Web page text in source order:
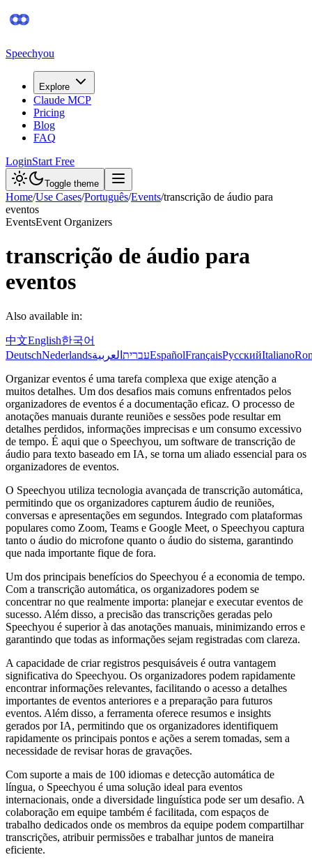
Speechyou
Explore
Claude MCP
Pricing
Blog
FAQ
LoginStart Free
Toggle theme
Home/Use Cases/Português/Events/transcrição de áudio para
eventos
EventsEvent Organizers
transcrição de áudio para
eventos
Also available in:
中文English한국어
DeutschNederlands עברית العربية EspañolFrançaisРусскийItaliano
Organizar eventos é uma tarefa complexa que exige atenção a
muitos detalhes. Um dos desafios mais comuns enfrentados pelos
organizadores de eventos é a documentação eficaz. O processo de
anotações manuais durante reuniões e sessões pode resultar em
detalhes perdidos, informações imprecisas e um consumo excessivo
de tempo. É aqui que o Speechyou, um software de transcrição de
áudio para texto baseado em IA, se torna um aliado essencial para os
organizadores de eventos.
O Speechyou utiliza tecnologia avançada de transcrição automática,
permitindo que os organizadores capturem áudio de reuniões,
conversas e apresentações em segundos. Integrado com plataformas
populares como Zoom, Teams e Google Meet, o Speechyou captura
tanto o áudio do microfone quanto o áudio do sistema, garantindo
que nada importante fique de fora.
Um dos principais benefícios do Speechyou é a economia de tempo.
Com a transcrição automática, os organizadores podem se
concentrar no que realmente importa: planejar e executar eventos de
sucesso. Além disso, a precisão das transcrições geradas pelo
Speechyou é superior à das anotações manuais, minimizando erros e
garantindo que todas as informações sejam registradas com clareza.
A capacidade de criar registros pesquisáveis é outra vantagem
significativa do Speechyou. Os organizadores podem rapidamente
encontrar informações relevantes, facilitando o acesso a detalhes
importantes de eventos anteriores e a preparação para futuros
eventos. Além disso, a ferramenta oferece resumos e insights
gerados por IA, permitindo que os organizadores identifiquem
rapidamente os principais pontos e ações a serem tomadas, sem a
necessidade de revisar horas de gravações.
Com suporte a mais de 100 idiomas e detecção automática de
língua, o Speechyou é uma solução ideal para eventos
internacionais, onde a diversidade linguística pode ser um desafio. A
colaboração em equipe também é facilitada, com espaços de
trabalho dedicados onde os membros da equipe podem compartilhar
transcrições, atribuir permissões e trabalhar juntos de maneira
eficiente.